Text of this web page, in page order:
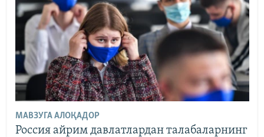
МАВЗУГА АЛОҚАДОР
Россия айрим давлатлардан талабаларнинг